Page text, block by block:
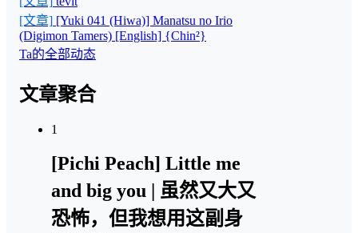
[文章] [Yuki 041 (Hiwa)] Manatsu no Irio
(Digimon Tamers) [English] {Chin²}
Ta的全部动态
文章聚合
1
[Pichi Peach] Little me
and big you | 虽然又大又
恐怖，但我想用这副身